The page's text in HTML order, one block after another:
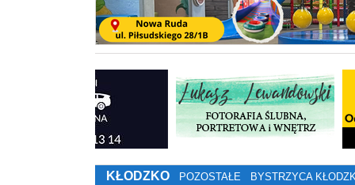
KŁODZKO POZOSTAŁE BYSTRZYCA